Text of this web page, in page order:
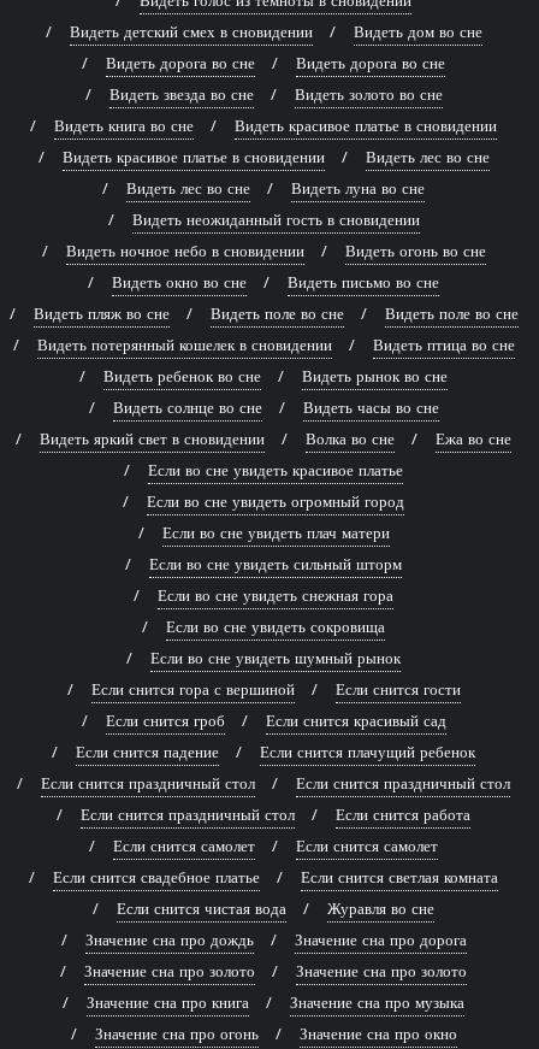
Видеть детский смех в сновидении
Видеть дом во сне
Видеть дорога во сне
Видеть дорога во сне
Видеть звезда во сне
Видеть золото во сне
Видеть книга во сне
Видеть красивое платье в сновидении
Видеть красивое платье в сновидении
Видеть лес во сне
Видеть лес во сне
Видеть луна во сне
Видеть неожиданный гость в сновидении
Видеть ночное небо в сновидении
Видеть огонь во сне
Видеть окно во сне
Видеть письмо во сне
Видеть пляж во сне
Видеть поле во сне
Видеть поле во сне
Видеть потерянный кошелек в сновидении
Видеть птица во сне
Видеть ребенок во сне
Видеть рынок во сне
Видеть солнце во сне
Видеть часы во сне
Видеть яркий свет в сновидении
Волка во сне
Ежа во сне
Если во сне увидеть красивое платье
Если во сне увидеть огромный город
Если во сне увидеть плач матери
Если во сне увидеть сильный шторм
Если во сне увидеть снежная гора
Если во сне увидеть сокровища
Если во сне увидеть шумный рынок
Если снится гора с вершиной
Если снится гости
Если снится гроб
Если снится красивый сад
Если снится падение
Если снится плачущий ребенок
Если снится праздничный стол
Если снится праздничный стол
Если снится праздничный стол
Если снится работа
Если снится самолет
Если снится самолет
Если снится свадебное платье
Если снится светлая комната
Если снится чистая вода
Журавля во сне
Значение сна про дождь
Значение сна про дорога
Значение сна про золото
Значение сна про золото
Значение сна про книга
Значение сна про музыка
Значение сна про огонь
Значение сна про окно